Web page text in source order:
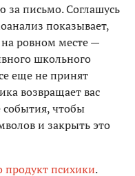
за письмо. Соглашусь
показывает,
ровном месте —
школьного
еще не принят
возвращает вас
чтобы
и закрыть это
продукт психики.